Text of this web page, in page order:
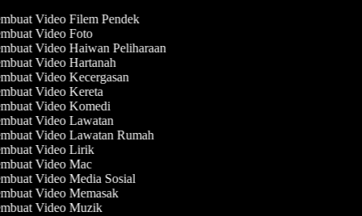
Video Filem Pendek
Video Foto
Video Haiwan Peliharaan
Video Hartanah
Video Kecergasan
Video Kereta
Video Komedi
Video Lawatan
Video Lawatan Rumah
Video Lirik
Video Mac
Video Media Sosial
Video Memasak
Video Muzik